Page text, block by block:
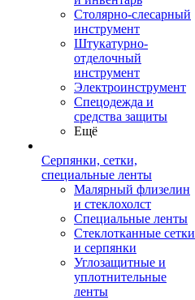
Столярно-слесарный
инструмент
Штукатурно-
отделочный
инструмент
Электроинструмент
Спецодежда и
средства защиты
Ещё
Серпянки, сетки,
специальные ленты
Малярный флизелин
и стеклохолст
Специальные ленты
Стеклотканные сетки
и серпянки
Углозащитные и
уплотнительные
ленты